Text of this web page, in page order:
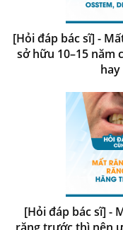
[Hỏi đáp bác sĩ] -
sở hữu 10–15 năm
[Hỏi đáp bác sĩ] -